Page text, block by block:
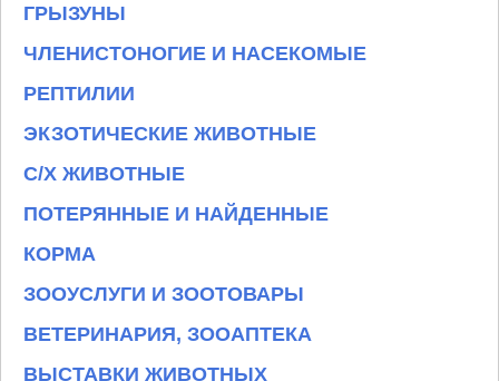
ГРЫЗУНЫ
ЧЛЕНИСТОНОГИЕ И НАСЕКОМЫЕ
РЕПТИЛИИ
ЭКЗОТИЧЕСКИЕ ЖИВОТНЫЕ
С/Х ЖИВОТНЫЕ
ПОТЕРЯННЫЕ И НАЙДЕННЫЕ
КОРМА
ЗООУСЛУГИ И ЗООТОВАРЫ
ВЕТЕРИНАРИЯ, ЗООАПТЕКА
ВЫСТАВКИ ЖИВОТНЫХ